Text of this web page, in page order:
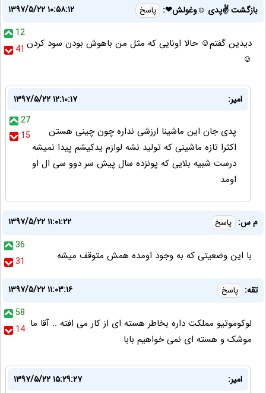
بازگشت ✌پدی ☺وغولش❤: پاسخ
۱۳۹۷/۵/۲۲ ۱۰:۵۸:۱۲
12
41 دیدین گفتم☺ حالا اونایی که مثل من باهوش بودن سود کردن
☺
امیر:
۱۳۹۷/۵/۲۲ ۱۲:۱۰:۱۷
27
15
پدی جان این ماشینا ارزشی نداره چون چینی هستن
اکثرا تازه ماشینی که تولید نشه لوازم یدکیشم پیدا نمیشه
درست شبیه بلایی که پونزده سال پیش سر دوو سی ال او
اومد
م س: پاسخ
۱۳۹۷/۵/۲۲ ۱۱:۰۱:۲۲
36
31
با این وضعیتی که به وجود اومده همش متوقف میشه
تقه: پاسخ
۱۳۹۷/۵/۲۲ ۱۱:۰۳:۱۶
58
14 لوکوموتیو مملکت داره بخاطر هسته ای از کار می افته .. آقا ما
موشک و هسته ای نمی خواهیم بابا
امیر:
۱۳۹۷/۵/۲۲ ۱۵:۲۹:۲۷